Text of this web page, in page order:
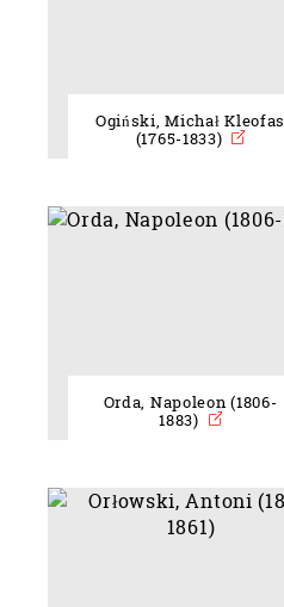
Ogiński, Michał Kleofas
(1765-1833)
Orda, Napoleon (1806-
1883)